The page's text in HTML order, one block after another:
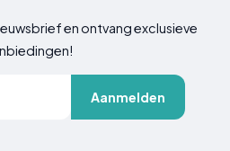
en ontvang exclusieve
Aanmelden